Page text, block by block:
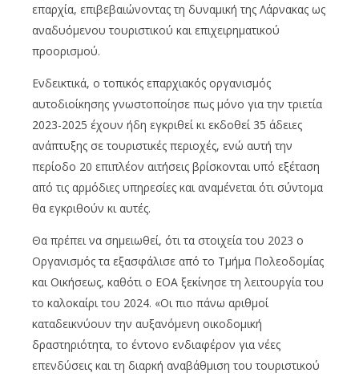
επαρχία, επιβεβαιώνοντας τη δυναμική της Λάρνακας ως
αναδυόμενου τουριστικού και επιχειρηματικού
προορισμού.
Ενδεικτικά, ο τοπικός επαρχιακός οργανισμός
αυτοδιοίκησης γνωστοποίησε πως μόνο για την τριετία
2023-2025 έχουν ήδη εγκριθεί κι εκδοθεί 35 άδειες
ανάπτυξης σε τουριστικές περιοχές, ενώ αυτή την
περίοδο 20 επιπλέον αιτήσεις βρίσκονται υπό εξέταση
από τις αρμόδιες υπηρεσίες και αναμένεται ότι σύντομα
θα εγκριθούν κι αυτές.
Θα πρέπει να σημειωθεί, ότι τα στοιχεία του 2023 ο
Οργανισμός τα εξασφάλισε από το Τμήμα Πολεοδομίας
και Οικήσεως, καθότι ο ΕΟΑ ξεκίνησε τη λειτουργία του
το καλοκαίρι του 2024. «Οι πιο πάνω αριθμοί
καταδεικνύουν την αυξανόμενη οικοδομική
δραστηριότητα, το έντονο ενδιαφέρον για νέες
επενδύσεις και τη διαρκή αναβάθμιση του τουριστικού